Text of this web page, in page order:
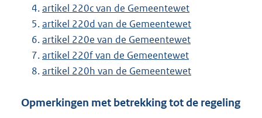
artikel 220c van de Gemeentewet
artikel 220d van de Gemeentewet
artikel 220e van de Gemeentewet
artikel 220f van de Gemeentewet
artikel 220h van de Gemeentewet
Opmerkingen met betrekking tot de regeling